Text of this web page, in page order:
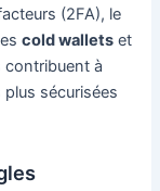
(2FA), le
cold wallets et
contribuent à
plus sécurisées